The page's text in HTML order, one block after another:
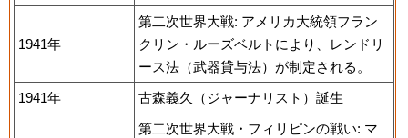
1941年
第二次世界大戦: アメリカ大統領フラン
クリン・ルーズベルトにより、レンドリ
ース法（武器貸与法）が制定される。
1941年
古森義久（ジャーナリスト）誕生
第二次世界大戦・フィリピンの戦い: マ